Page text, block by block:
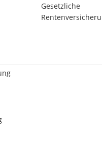
Gesetzliche